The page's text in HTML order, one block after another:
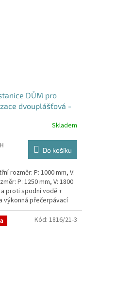
DŮM pro
dvouplášťová -
Skladem
Do košíku
rozměr: P: 1000 mm, V:
P: 1250 mm, V: 1800
proti spodní vodě +
výkonná přečerpávací
Kód: 1816/21-3